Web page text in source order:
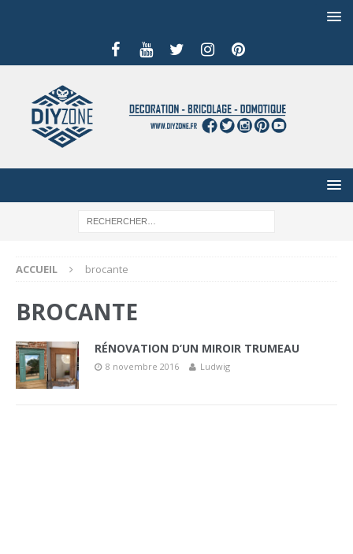
ACCUEIL brocante
BROCANTE
RÉNOVATION D’UN MIROIR TRUMEAU
8 novembre 2016 Ludwig